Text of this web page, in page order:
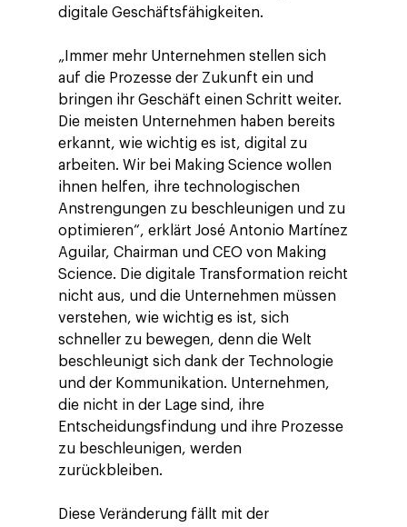
digitale Geschäftsfähigkeiten.
„Immer mehr Unternehmen stellen sich
auf die Prozesse der Zukunft ein und
bringen ihr Geschäft einen Schritt weiter.
Die meisten Unternehmen haben bereits
erkannt, wie wichtig es ist, digital zu
arbeiten. Wir bei Making Science wollen
ihnen helfen, ihre technologischen
Anstrengungen zu beschleunigen und zu
optimieren“, erklärt José Antonio Martínez
Aguilar, Chairman und CEO von Making
Science. Die digitale Transformation reicht
nicht aus, und die Unternehmen müssen
verstehen, wie wichtig es ist, sich
schneller zu bewegen, denn die Welt
beschleunigt sich dank der Technologie
und der Kommunikation. Unternehmen,
die nicht in der Lage sind, ihre
Entscheidungsfindung und ihre Prozesse
zu beschleunigen, werden
zurückbleiben.
Diese Veränderung fällt mit der